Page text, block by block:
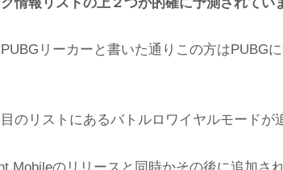
リーカーと書いた通りこの方はPUBG
のリストにあるバトルロワイヤルモードが
Mobileのリリースと同時かその後に追加さ